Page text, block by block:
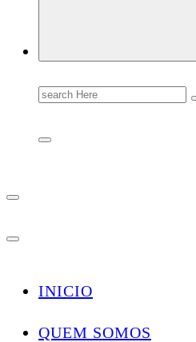
Search
for:
INICIO
QUEM SOMOS